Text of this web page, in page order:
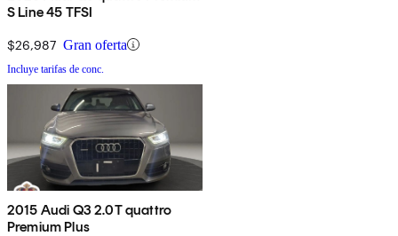
S Line 45 TFSI
$26,987 Gran oferta
Incluye tarifas de conc.
2015 Audi Q3 2.0T quattro
Premium Plus